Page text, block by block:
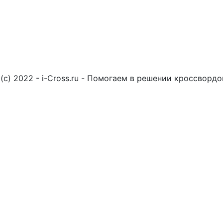
(c) 2022 - i-Cross.ru - Помогаем в решении